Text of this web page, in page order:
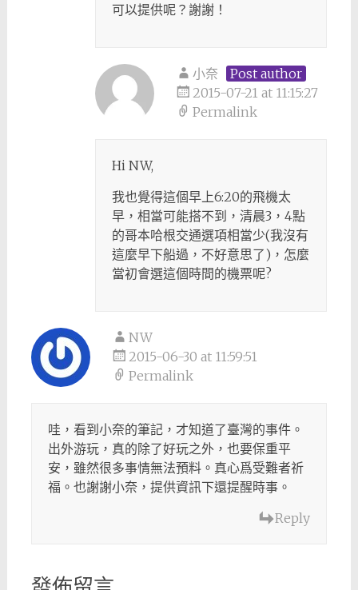
可以提供呢？謝謝！
小奈
Post author
2015-07-21 at 11:15:27
Permalink
Hi NW,
我也覺得這個早上6:20的飛機太
早，相當可能搭不到，清晨3，4點
的哥本哈根交通選項相當少(我沒有
這麼早下船過，不好意思了)，怎麼
當初會選這個時間的機票呢?
NW
2015-06-30 at 11:59:51
Permalink
哇，看到小奈的筆記，才知道了臺灣的事件。
出外游玩，真的除了好玩之外，也要保重平
安，雖然很多事情無法預料。真心爲受難者祈
福。也謝謝小奈，提供資訊下還提醒時事。
Reply